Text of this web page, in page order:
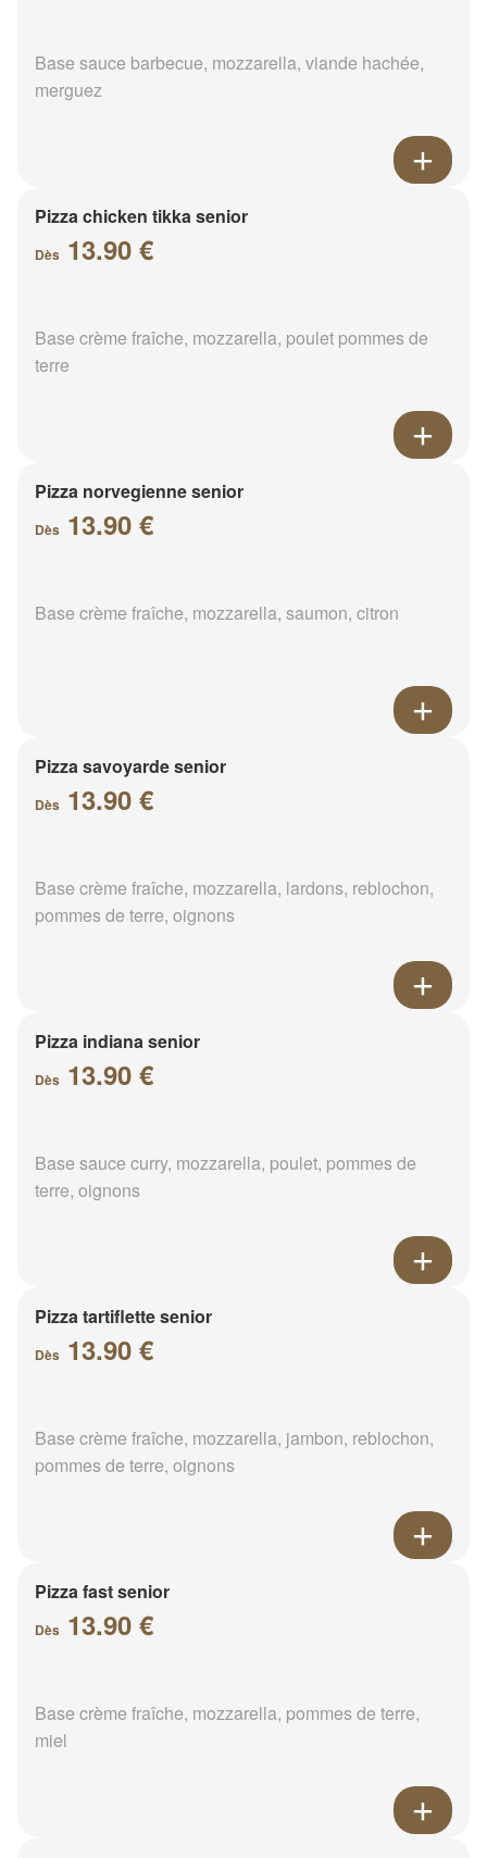
Base sauce barbecue, mozzarella, viande hachée,
merguez
Pizza chicken tikka senior
Dès 13.90 €
Base crème fraîche, mozzarella, poulet pommes de
terre
Pizza norvegienne senior
Dès 13.90 €
Base crème fraîche, mozzarella, saumon, citron
Pizza savoyarde senior
Dès 13.90 €
Base crème fraîche, mozzarella, lardons, reblochon,
pommes de terre, oignons
Pizza indiana senior
Dès 13.90 €
Base sauce curry, mozzarella, poulet, pommes de
terre, oignons
Pizza tartiflette senior
Dès 13.90 €
Base crème fraîche, mozzarella, jambon, reblochon,
pommes de terre, oignons
Pizza fast senior
Dès 13.90 €
Base crème fraîche, mozzarella, pommes de terre,
miel